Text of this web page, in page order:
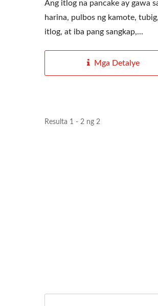
Ang itlog na pancake ay gawa
harina, pulbos ng kamote,
itlog, at iba pang sangkap,...
Mga Detalye
Resulta 1 - 2 ng 2
Roller Extruding Filter